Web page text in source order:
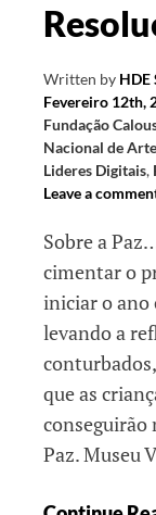
Written by HDE
Fevereiro 12th,
Fundação
Nacional de
Lideres Digitais,
Leave a
Sobre a
cimentar o
iniciar o ano
levando a
que as
conseguirão
Paz. Museu